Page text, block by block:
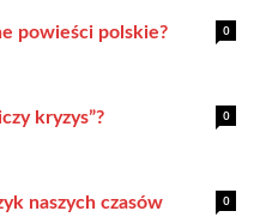
0
powieści polskie?
0
kryzys”?
0
naszych czasów